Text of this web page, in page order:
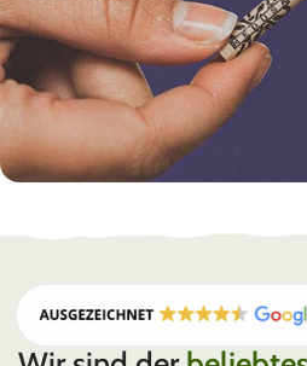
Hergestellt in Deutschland